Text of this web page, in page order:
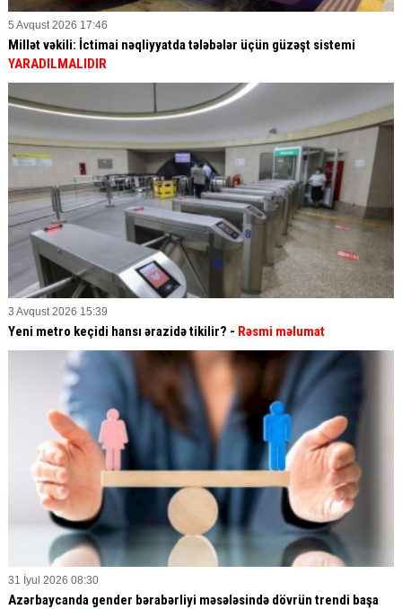
5 Avqust 2026 17:46
Millət vəkili: İctimai nəqliyyatda tələbələr üçün güzəşt sistemi
YARADILMALIDIR
3 Avqust 2026 15:39
Yeni metro keçidi hansı ərazidə tikilir? - Rəsmi məlumat
31 İyul 2026 08:30
Azərbaycanda gender bərabərliyi məsələsində dövrün trendi başa